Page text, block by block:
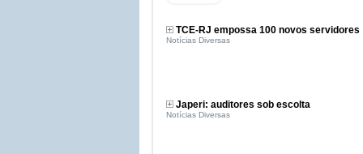
TCE-RJ empossa 100 novos servidores
Notícias Diversas
Japeri: auditores sob escolta
Notícias Diversas